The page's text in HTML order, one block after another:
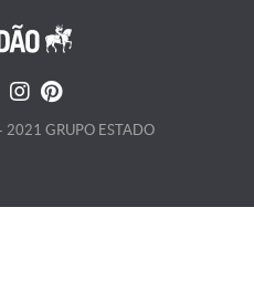
GRUPO ESTADO